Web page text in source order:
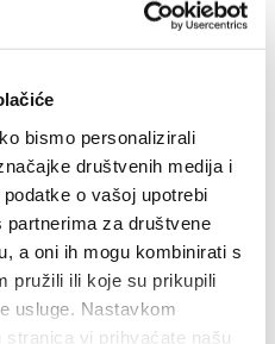
bismo personalizirali
društvenih medija i
o vašoj upotrebi
partnerima za društvene
a oni ih mogu kombinirati s
pružili ili koje su prikupili
usluge. Nastavkom
vi prihvaćate našu
30
Richtungen
227 933